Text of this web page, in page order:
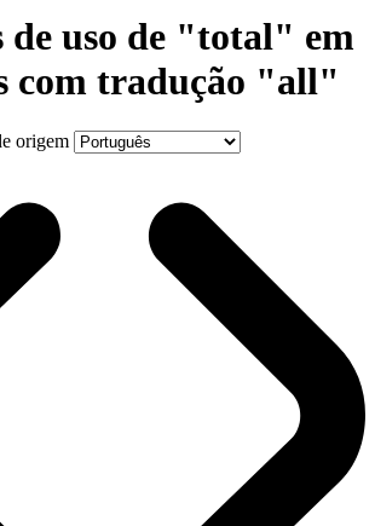
de uso de "total" em
com tradução "all"
origem